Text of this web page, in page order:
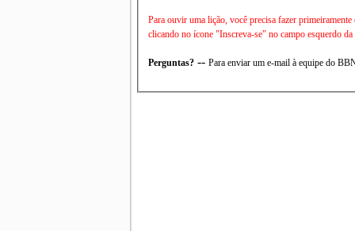
Para ouvir uma lição, você precisa fazer
clicando no ícone "Inscreva-se" no campo esquerdo da
Perguntas? -- Para enviar um e-mail à equipe do